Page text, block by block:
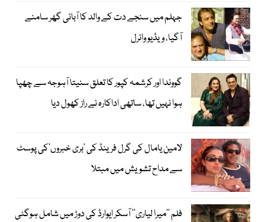
جہلم میں سنجے دت کے والد کا آبائی گھر سامنے
آگیا، ویڈیو وائرل
گووندا اور کرشمہ کپور کا تعلق سنیتا آہوجہ سے چھپا
ہوا نہیں تھا، ساتھی اداکارہ نے راز کھول دیا
لامین یامال کی گرل فرینڈ کی ’بری خبروں‘کی پوسٹ
سے مداح تشویش میں مبتلا
فلم ’’میرا لیاری‘‘ آسکر ایوارڈ کی دوڑ میں شامل ہوگئی